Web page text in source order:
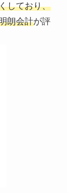
しており、
朗会計が評